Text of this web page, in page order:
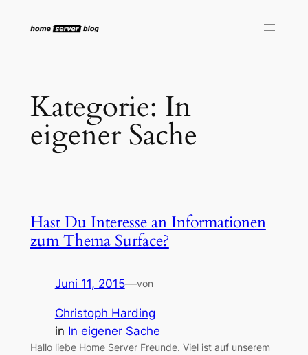
Inhalt
Kategorie: In
eigener Sache
Hast Du Interesse an Informationen
zum Thema Surface?
Juni 11, 2015—von
Christoph Harding
in In eigener Sache
Hallo liebe Home Server Freunde. Viel ist auf unserem